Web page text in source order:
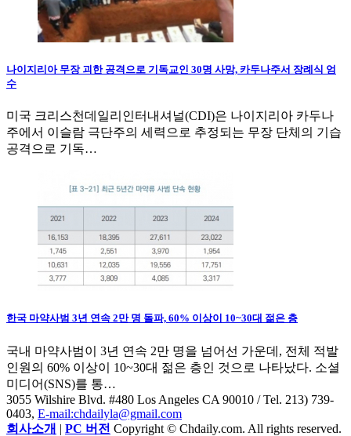
나이지리아 무장 괴한 공격으로 기독교인 30명 사망, 카두나주서 장례식 엄
수
미국 크리스천데일리인터내셔널(CDI)은 나이지리아 카두나
주에서 이슬람 극단주의 세력으로 추정되는 무장 단체의 기습
공격으로 기독…
한국 마약사범 3년 연속 2만 명 돌파, 60% 이상이 10~30대 젊은 층
국내 마약사범이 3년 연속 2만 명을 넘어선 가운데, 전체 적발
인원의 60% 이상이 10~30대 젊은 층인 것으로 나타났다. 소셜
미디어(SNS)를 통…
3055 Wilshire Blvd. #480 Los Angeles CA 90010 / Tel. 213) 739-
0403, E-mail:chdailyla@gmail.com
회사소개 | PC 버전 Copyright © Chdaily.com. All rights reserved.